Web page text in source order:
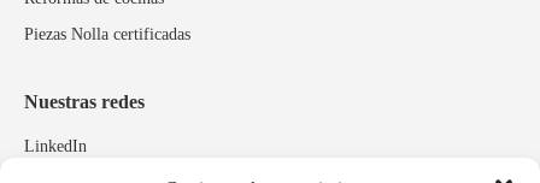
Piezas Nolla certificadas
Nuestras redes
LinkedIn